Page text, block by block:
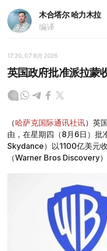
木合塔尔 哈力木拉
编译
17:20, 07 8月 2026
英国政府批准派拉蒙
（哈萨克国际通讯社讯）英
由，在星期四（8月6日）批
Skydance）以1100亿美元
（Warner Bros Discovery）